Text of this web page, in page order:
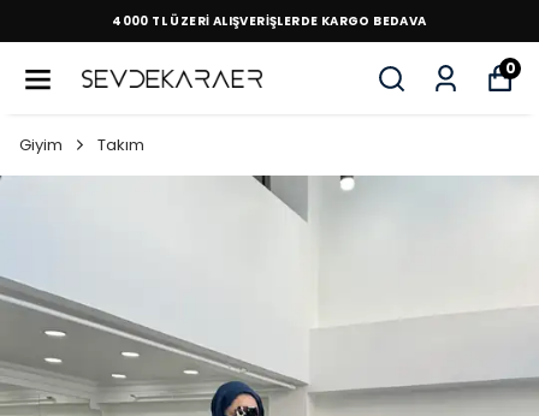
4000 TL ÜZERİ ALIŞVERİŞLERDE KARGO BEDAVA
0
Giyim Takım